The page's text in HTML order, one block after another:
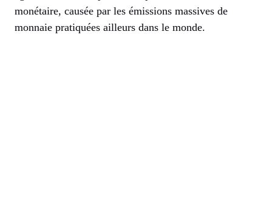
monétaire, causée par les émissions massives de
monnaie pratiquées ailleurs dans le monde.